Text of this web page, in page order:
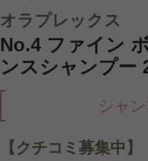
オラプレックス
No.4 ファイン
ンスシャンプー
シャ
【クチコミ募集中】